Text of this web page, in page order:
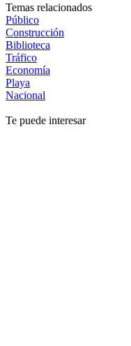
Temas relacionados
Público
Construcción
Biblioteca
Tráfico
Economía
Playa
Nacional
Te puede interesar